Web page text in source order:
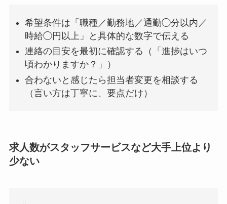
希望条件は「職種／勤務地／通勤◯分以内／
時給◯円以上」と具体的な数字で伝える
連絡の目安を最初に確認する（「進捗はいつ
頃わかりますか？」）
合わないと感じたら担当者変更を相談する
（言い方は丁寧に、要点だけ）
求人数がスタッフサービスなど大手上位より
少ない